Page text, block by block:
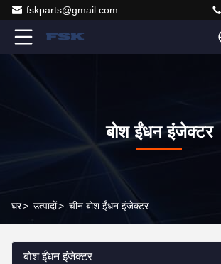
fskparts@gmail.com
बोश ईंधन इंजेक्टर
घर> उत्पादों> चीन बोश ईंधन इंजेक्टर
बोश ईंधन इंजेक्टर